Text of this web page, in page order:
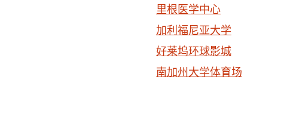
里根医学中心
加利福尼亚大学
好莱坞环球影城
南加州大学体育场